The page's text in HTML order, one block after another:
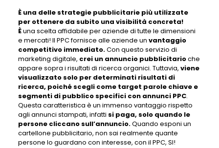
È una delle strategie pubblicitarie più utilizzate
per ottenere da subito una visibilità concreta!
Èuna scelta affidabile per aziende di tutte le dimensioni
e mercati! Il PPC fornisce alle aziende un vantaggio
competitivo immediato.Con questo servizio di
marketing digitale, crei un annuncio pubblicitarioche
appare sopra i risultati di ricerca organici. Tuttavia, viene
visualizzato solo per determinati risultati di
ricerca, poiché scegli come target parole chiave e
segmenti di pubblico specifici con annunci PPC.
Questa caratteristica è un immenso vantaggio rispetto
agli annunci stampati, infatti si paga, solo quando le
persone cliccano sull’annuncio.Quando esponi un
cartellone pubblicitario, non sai realmente quante
persone lo guardano con interesse, con il PPC, SI!